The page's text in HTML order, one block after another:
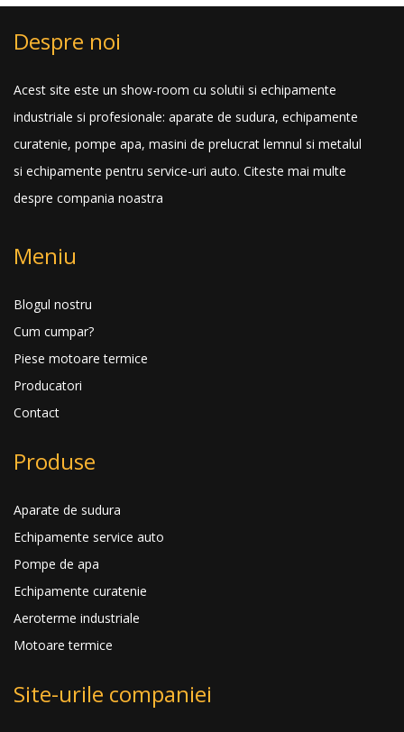
Despre noi
Acest site este un show-room cu solutii si echipamente
industriale si profesionale: aparate de sudura, echipamente
curatenie, pompe apa, masini de prelucrat lemnul si metalul
si echipamente pentru service-uri auto. Citeste mai multe
despre compania noastra
Meniu
Blogul nostru
Cum cumpar?
Piese motoare termice
Producatori
Contact
Produse
Aparate de sudura
Echipamente service auto
Pompe de apa
Echipamente curatenie
Aeroterme industriale
Motoare termice
Site-urile companiei